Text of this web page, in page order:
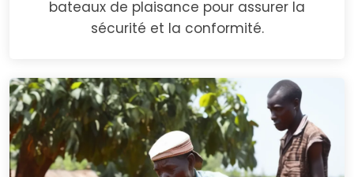
bateaux de plaisance pour assurer la
sécurité et la conformité.